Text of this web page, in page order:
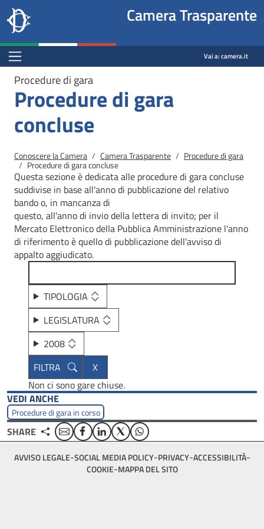
Salta al contenuto principale
Salta al menu di navigazione
Site
header
block
Camera dei deputati
Camera Trasparente
Menu Bar block
Vai a:camera.it
Procedure di gara
Procedure di gara
concluse
Briciole di pane
Conoscere la Camera Camera Trasparente Procedure di gara
Procedure di gara concluse
Questa sezione è dedicata alle procedure di gara concluse
suddivise in base all'anno di pubblicazione del relativo
bando o, in mancanza di
questo, all'anno di invio della lettera di invito; per il
Mercato Elettronico della Pubblica Amministrazione l'anno
di riferimento è quello di pubblicazione dell'avviso di
appalto aggiudicato.
TIPOLOGIA
LEGISLATURA
2008
Non ci sono gare chiuse.
VEDI ANCHE
Procedure di gara in corso
SHARE EmailFacebookLinkedinTwitterWhatsApp
Footer
bottom
AVVISO LEGALE SOCIAL MEDIA POLICY PRIVACY ACCESSIBILITÀ
COOKIE MAPPA DEL SITO
Fine pagina
Salta al contenuto principale
Salta al menu di navigazione
Vai a inizio pagina